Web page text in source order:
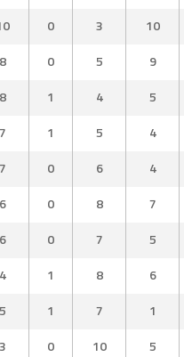
0 3 10
8 0 5 9
8 1 4 5
7 1 5 4
7 0 6 4
6 0 8 7
6 0 7 5
4 1 8 6
5 1 7 1
3 0 10 5